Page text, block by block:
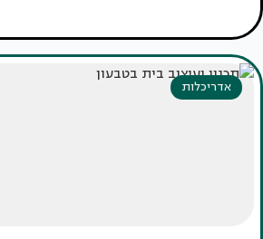
אדריכלות